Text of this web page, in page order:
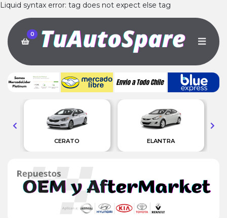
Liquid syntax error: tag does not expect else tag
0
CERATO ELANTRA